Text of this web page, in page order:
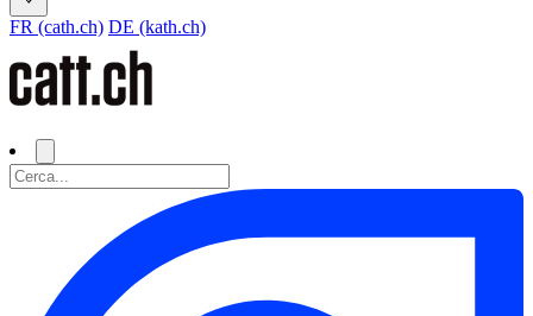
FR (cath.ch) DE (kath.ch)